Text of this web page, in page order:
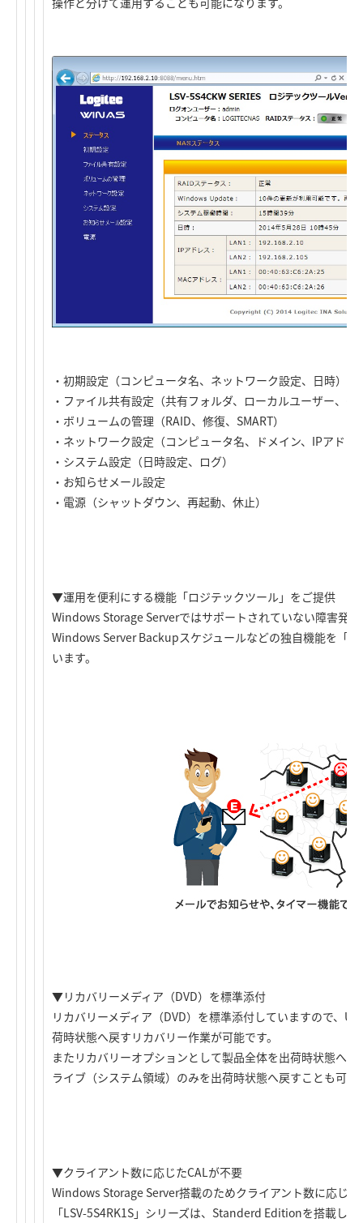
・初期設定（コンピュータ名、ネットワーク設定、日時）
・ファイル共有設定（共有フォルダ、ローカルユーザー、グ
・ボリュームの管理（RAID、修復、SMART）
・ネットワーク設定（コンピュータ名、ドメイン、IPアドレ
・システム設定（日時設定、ログ）
・お知らせメール設定
・電源（シャットダウン、再起動、休止）
▼運用を便利にする機能「ロジテックツール」をご提供
Windows Storage Serverではサポートされていない障害発
Windows Server Backupスケジュールなどの独自機能を「
います。
▼リカバリーメディア（DVD）を標準添付
リカバリーメディア（DVD）を標準添付していますので、
荷時状態へ戻すリカバリー作業が可能です。
またリカバリーオプションとして製品全体を出荷時状態へ
ライブ（システム領域）のみを出荷時状態へ戻すことも可能
▼クライアント数に応じたCALが不要
Windows Storage Server搭載のためクライアント数に応じた
「LSV-5S4RK1S」シリーズは、Standerd Editionを搭載し